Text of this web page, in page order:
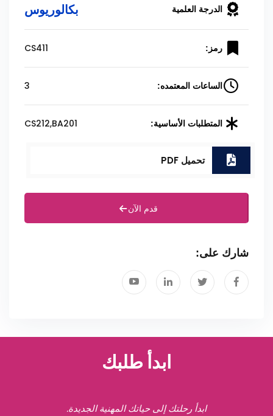
الدرجة العلمية بكالوريوس
رمز: CS411
الساعات المعتمده: 3
المتطلبات الأساسية: CS212,BA201
تحميل PDF
قدم الآن
شارك على:
ابدأ طلبك
ابدأ رحلتك إلى حياتك المهنية الجديدة.